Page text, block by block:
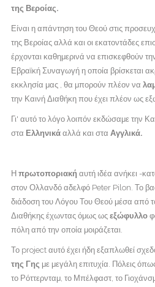
της Βεροίας.
Είναι η απάντηση του Θεού στις
της Βεροίας αλλά και οι εκατοντάδες
έρχονται καθημερινά να επισκεφθούν
Εβραϊκή Συναγωγή η οποία βρίσκεται
εκκλησία μας , θα μπορούν πλέον να
την Καινή Διαθήκη που έχει πλέον ως
Γι' αυτό το λόγο λοιπόν εκδώσαμε την
στα Ελληνικάαλλά και στα Αγγλικά.
Η πρωτοποριακή αυτή ιδέα ανήκει -
στον Ολλανδό αδελφό Peter Pilon. Το
διάδοση του Λόγου Του Θεού μέσα από
Διαθήκης έχωντας όμως ως εξώφυλλο
πόλη από την οποία μοιράζεται.
Το project αυτό έχει ήδη εξαπλωθεί
της Γης με μεγάλη επιτυχία. Πόλεις
το Ρόττερνταμ, το Μπέλφαστ, το